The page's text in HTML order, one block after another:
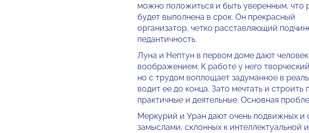
можно по­ложиться и быть уверенным, что
будет выполнена в срок. Он прекрасный
организатор, четко рас­ставляющий
педантичность.
Луна и Не­птун в первом доме дают
воображением. К работе у него
но с трудом воплощает заду­манное в
водит ее до конца. Зато мечтать и
прак­тичные и деятельные. Основная
Меркурий и Уран дают очень подвижных
замыслами, склонных к ин­теллектуальной